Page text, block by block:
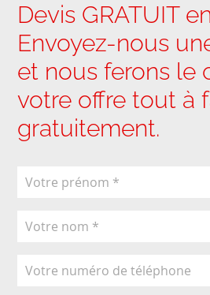
Devis GRATUIT
Envoyez-nous
et nous ferons le
votre offre tout à
gratuitement.